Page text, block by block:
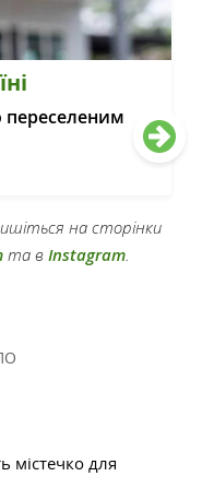
на сторінки
та в Instagram.
містечко для